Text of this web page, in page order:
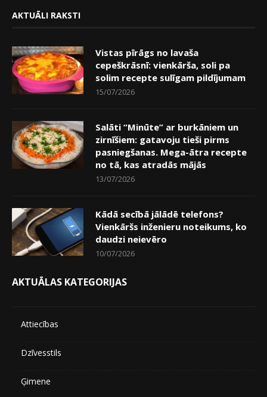
AKTUĀLI RAKSTI
Vistas pīrāgs no lavaša
cepeškrāsnī: vienkārša, soli pa
solim recepte sulīgam pildījumam
15/07/2026
Salāti “Minūte” ar burkāniem un
zirnīšiem: gatavoju tieši pirms
pasniegšanas. Mega-ātra recepte
no tā, kas atradās mājās
13/07/2026
Kādā secībā jālādē telefons?
Vienkāršs inženieru noteikums, ko
daudzi neievēro
10/07/2026
AKTUĀLAS KATEGORIJAS
Attiecības
Dzīvesstils
Ģimene